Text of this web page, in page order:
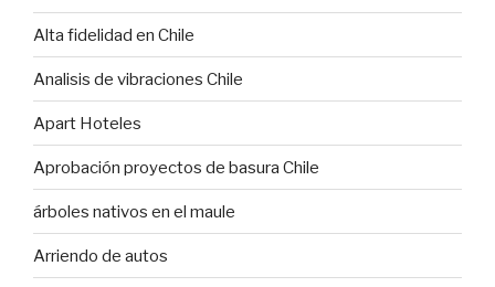
Alta fidelidad en Chile
Analisis de vibraciones Chile
Apart Hoteles
Aprobación proyectos de basura Chile
árboles nativos en el maule
Arriendo de autos